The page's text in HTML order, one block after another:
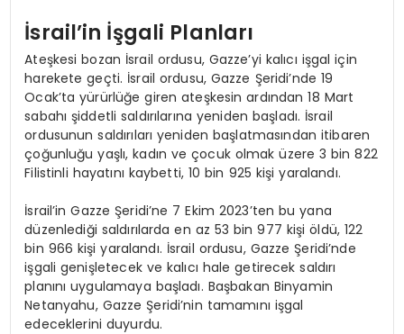
İsrail’in İşgali Planları
Ateşkesi bozan İsrail ordusu, Gazze’yi kalıcı işgal için
harekete geçti. İsrail ordusu, Gazze Şeridi’nde 19
Ocak’ta yürürlüğe giren ateşkesin ardından 18 Mart
sabahı şiddetli saldırılarına yeniden başladı. İsrail
ordusunun saldırıları yeniden başlatmasından itibaren
çoğunluğu yaşlı, kadın ve çocuk olmak üzere 3 bin 822
Filistinli hayatını kaybetti, 10 bin 925 kişi yaralandı.
İsrail’in Gazze Şeridi’ne 7 Ekim 2023’ten bu yana
düzenlediği saldırılarda en az 53 bin 977 kişi öldü, 122
bin 966 kişi yaralandı. İsrail ordusu, Gazze Şeridi’nde
işgali genişletecek ve kalıcı hale getirecek saldırı
planını uygulamaya başladı. Başbakan Binyamin
Netanyahu, Gazze Şeridi’nin tamamını işgal
edeceklerini duyurdu.